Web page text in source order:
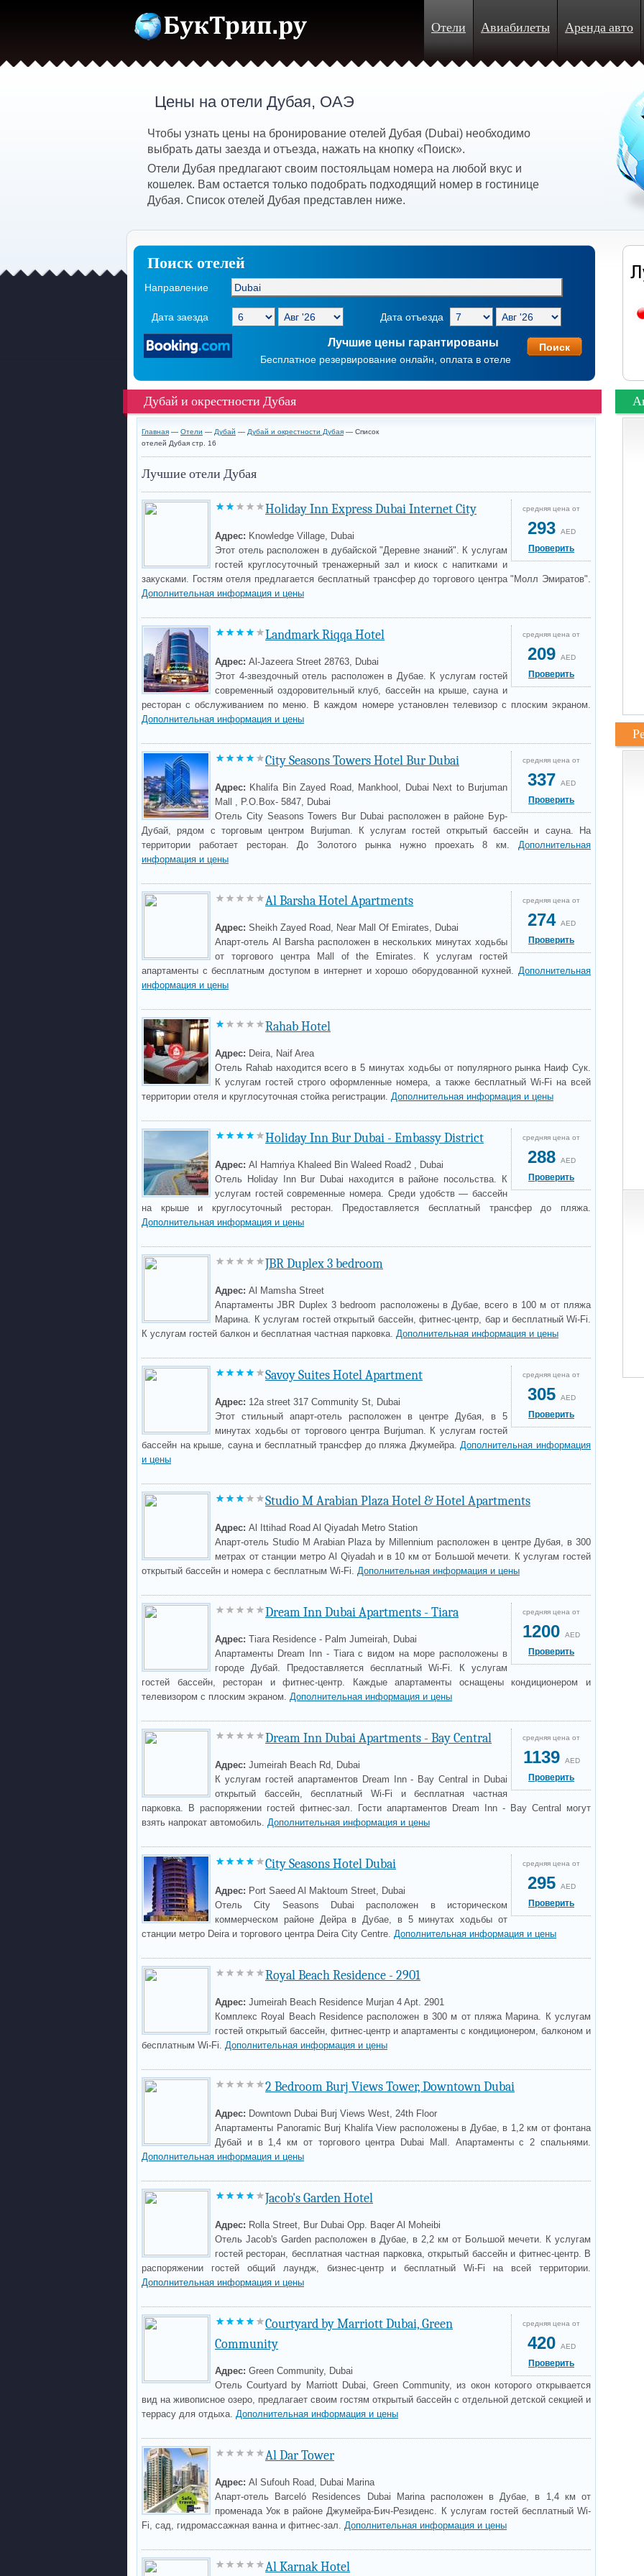
Отели Авиабилеты Аренда авто
Цены на отели Дубая, ОАЭ
Чтобы узнать цены на бронирование отелей Дубая (Dubai) необходимо
выбрать даты заезда и отъезда, нажать на кнопку «Поиск».
Отели Дубая предлагают своим постояльцам номера на любой вкус и
кошелек. Вам остается только подобрать подходящий номер в гостинице
Дубая. Список отелей Дубая представлен ниже.
Поиск отелей
Направление
Дата заезда Дата отъезда
Лучшие цены гарантированы
Бесплатное резервирование онлайн, оплата в отеле
Дубай и окрестности Дубая
Главная — Отели — Дубай — Дубай и окрестности Дубая — Список
отелей Дубая стр. 16
Лучшие отели Дубая
средняя цена от
293 AED
Проверить
Holiday Inn Express Dubai Internet City
Адрес: Knowledge Village, Dubai
Этот отель расположен в дубайской "Деревне знаний". К услугам
гостей круглосуточный тренажерный зал и киоск с напитками и
закусками. Гостям отеля предлагается бесплатный трансфер до торгового центра "Молл Эмиратов".
Дополнительная информация и цены
средняя цена от
209 AED
Проверить
Landmark Riqqa Hotel
Адрес: Al-Jazeera Street 28763, Dubai
Этот 4-звездочный отель расположен в Дубае. К услугам гостей
современный оздоровительный клуб, бассейн на крыше, сауна и
ресторан с обслуживанием по меню. В каждом номере установлен телевизор с плоским экраном.
Дополнительная информация и цены
средняя цена от
337 AED
Проверить
City Seasons Towers Hotel Bur Dubai
Адрес: Khalifa Bin Zayed Road, Mankhool, Dubai Next to Burjuman
Mall , P.O.Box- 5847, Dubai
Отель City Seasons Towers Bur Dubai расположен в районе Бур-
Дубай, рядом с торговым центром Burjuman. К услугам гостей открытый бассейн и сауна. На
территории работает ресторан. До Золотого рынка нужно проехать 8 км. Дополнительная
информация и цены
средняя цена от
274 AED
Проверить
Al Barsha Hotel Apartments
Адрес: Sheikh Zayed Road, Near Mall Of Emirates, Dubai
Апарт-отель Al Barsha расположен в нескольких минутах ходьбы
от торгового центра Mall of the Emirates. К услугам гостей
апартаменты с бесплатным доступом в интернет и хорошо оборудованной кухней. Дополнительная
информация и цены
Rahab Hotel
Адрес: Deira, Naif Area
Отель Rahab находится всего в 5 минутах ходьбы от популярного рынка Наиф Сук.
К услугам гостей строго оформленные номера, а также бесплатный Wi-Fi на всей
территории отеля и круглосуточная стойка регистрации. Дополнительная информация и цены
средняя цена от
288 AED
Проверить
Holiday Inn Bur Dubai - Embassy District
Адрес: Al Hamriya Khaleed Bin Waleed Road2 , Dubai
Отель Holiday Inn Bur Dubai находится в районе посольства. К
услугам гостей современные номера. Среди удобств — бассейн
на крыше и круглосуточный ресторан. Предоставляется бесплатный трансфер до пляжа.
Дополнительная информация и цены
JBR Duplex 3 bedroom
Адрес: Al Mamsha Street
Апартаменты JBR Duplex 3 bedroom расположены в Дубае, всего в 100 м от пляжа
Марина. К услугам гостей открытый бассейн, фитнес-центр, бар и бесплатный Wi-Fi.
К услугам гостей балкон и бесплатная частная парковка. Дополнительная информация и цены
средняя цена от
305 AED
Проверить
Savoy Suites Hotel Apartment
Адрес: 12a street 317 Community St, Dubai
Этот стильный апарт-отель расположен в центре Дубая, в 5
минутах ходьбы от торгового центра Burjuman. К услугам гостей
бассейн на крыше, сауна и бесплатный трансфер до пляжа Джумейра.Дополнительная информация
и цены
Studio M Arabian Plaza Hotel & Hotel Apartments
Адрес: Al Ittihad Road Al Qiyadah Metro Station
Апарт-отель Studio M Arabian Plaza by Millennium расположен в центре Дубая, в 300
метрах от станции метро Al Qiyadah и в 10 км от Большой мечети. К услугам гостей
открытый бассейн и номера с бесплатным Wi-Fi. Дополнительная информация и цены
средняя цена от
1200 AED
Проверить
Dream Inn Dubai Apartments - Tiara
Адрес: Tiara Residence - Palm Jumeirah, Dubai
Апартаменты Dream Inn - Tiara с видом на море расположены в
городе Дубай. Предоставляется бесплатный Wi-Fi. К услугам
гостей бассейн, ресторан и фитнес-центр. Каждые апартаменты оснащены кондиционером и
телевизором с плоским экраном. Дополнительная информация и цены
средняя цена от
1139 AED
Проверить
Dream Inn Dubai Apartments - Bay Central
Адрес: Jumeirah Beach Rd, Dubai
К услугам гостей апартаментов Dream Inn - Bay Central in Dubai
открытый бассейн, бесплатный Wi-Fi и бесплатная частная
парковка. В распоряжении гостей фитнес-зал. Гости апартаментов Dream Inn - Bay Central могут
взять напрокат автомобиль. Дополнительная информация и цены
средняя цена от
295 AED
Проверить
City Seasons Hotel Dubai
Адрес: Port Saeed Al Maktoum Street, Dubai
Отель City Seasons Dubai расположен в историческом
коммерческом районе Дейра в Дубае, в 5 минутах ходьбы от
станции метро Deira и торгового центра Deira City Centre. Дополнительная информация и цены
Royal Beach Residence - 2901
Адрес: Jumeirah Beach Residence Murjan 4 Apt. 2901
Комплекс Royal Beach Residence расположен в 300 м от пляжа Марина. К услугам
гостей открытый бассейн, фитнес-центр и апартаменты с кондиционером, балконом и
бесплатным Wi-Fi. Дополнительная информация и цены
2 Bedroom Burj Views Tower, Downtown Dubai
Адрес: Downtown Dubai Burj Views West, 24th Floor
Апартаменты Panoramic Burj Khalifa View расположены в Дубае, в 1,2 км от фонтана
Дубай и в 1,4 км от торгового центра Dubai Mall. Апартаменты с 2 спальнями.
Дополнительная информация и цены
Jacob's Garden Hotel
Адрес: Rolla Street, Bur Dubai Opp. Baqer Al Moheibi
Отель Jacob's Garden расположен в Дубае, в 2,2 км от Большой мечети. К услугам
гостей ресторан, бесплатная частная парковка, открытый бассейн и фитнес-центр. В
распоряжении гостей общий лаундж, бизнес-центр и бесплатный Wi-Fi на всей территории.
Дополнительная информация и цены
средняя цена от
420 AED
Проверить
Courtyard by Marriott Dubai, Green
Community
Адрес: Green Community, Dubai
Отель Courtyard by Marriott Dubai, Green Community, из окон которого открывается
вид на живописное озеро, предлагает своим гостям открытый бассейн с отдельной детской секцией и
террасу для отдыха. Дополнительная информация и цены
Al Dar Tower
Адрес: Al Sufouh Road, Dubai Marina
Апарт-отель Barceló Residences Dubai Marina расположен в Дубае, в 1,4 км от
променада Уок в районе Джумейра-Бич-Резиденс. К услугам гостей бесплатный Wi-
Fi, сад, гидромассажная ванна и фитнес-зал. Дополнительная информация и цены
Al Karnak Hotel